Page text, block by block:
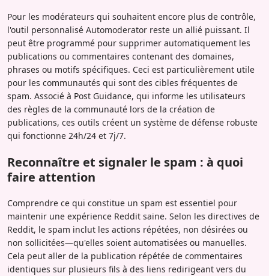
Pour les modérateurs qui souhaitent encore plus de contrôle,
l'outil personnalisé Automoderator reste un allié puissant. Il
peut être programmé pour supprimer automatiquement les
publications ou commentaires contenant des domaines,
phrases ou motifs spécifiques. Ceci est particulièrement utile
pour les communautés qui sont des cibles fréquentes de
spam. Associé à Post Guidance, qui informe les utilisateurs
des règles de la communauté lors de la création de
publications, ces outils créent un système de défense robuste
qui fonctionne 24h/24 et 7j/7.
Reconnaître et signaler le spam : à quoi
faire attention
Comprendre ce qui constitue un spam est essentiel pour
maintenir une expérience Reddit saine. Selon les directives de
Reddit, le spam inclut les actions répétées, non désirées ou
non sollicitées—qu'elles soient automatisées ou manuelles.
Cela peut aller de la publication répétée de commentaires
identiques sur plusieurs fils à des liens redirigeant vers du